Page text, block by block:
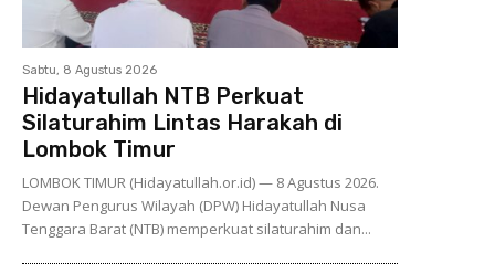
Sabtu, 8 Agustus 2026
Hidayatullah NTB Perkuat
Silaturahim Lintas Harakah di
Lombok Timur
LOMBOK TIMUR (Hidayatullah.or.id) — 8 Agustus 2026.
Dewan Pengurus Wilayah (DPW) Hidayatullah Nusa
Tenggara Barat (NTB) memperkuat silaturahim dan...